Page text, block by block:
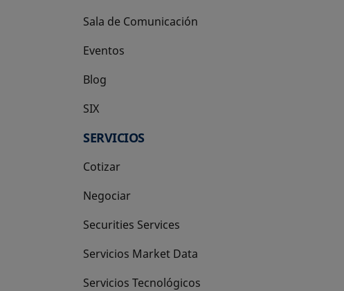
Sala de Comunicación
Eventos
Blog
SIX
se abre en una pestaña nueva
SERVICIOS
Cotizar
Negociar
Securities Services
Servicios Market Data
Servicios Tecnológicos